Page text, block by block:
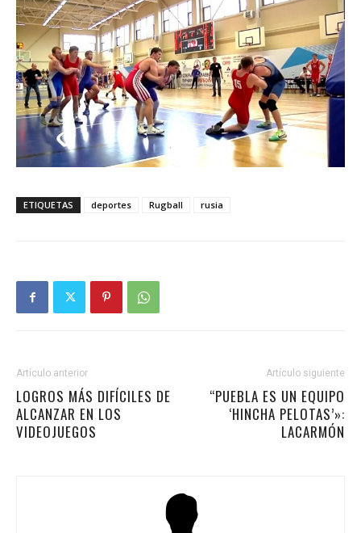
ETIQUETAS deportes Rugball rusia
Artículo anterior
LOGROS MÁS DIFÍCILES DE
ALCANZAR EN LOS
VIDEOJUEGOS
Artículo siguiente
“PUEBLA ES UN EQUIPO
‘HINCHA PELOTAS’»:
LACARMÓN